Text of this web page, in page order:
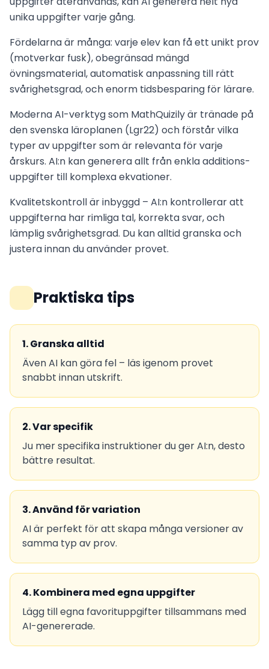
unika uppgifter varje gång.
Fördelarna är många: varje elev kan få ett unikt prov
(motverkar fusk), obegränsad mängd
övningsmaterial, automatisk anpassning till rätt
svårighetsgrad, och enorm tidsbesparing för lärare.
Moderna AI-verktyg som MathQuizily är tränade på
den svenska läroplanen (Lgr22) och förstår vilka
typer av uppgifter som är relevanta för varje
årskurs. AI:n kan generera allt från enkla additions­
uppgifter till komplexa ekvationer.
Kvalitetskontroll är inbyggd – AI:n kontrollerar att
uppgifterna har rimliga tal, korrekta svar, och
lämplig svårighetsgrad. Du kan alltid granska och
justera innan du använder provet.
Praktiska tips
1.Granska alltid
Även AI kan göra fel – läs igenom provet
snabbt innan utskrift.
2.Var specifik
Ju mer specifika instruktioner du ger AI:n, desto
bättre resultat.
3.Använd för variation
AI är perfekt för att skapa många versioner av
samma typ av prov.
4.Kombinera med egna uppgifter
Lägg till egna favorituppgifter tillsammans med
AI-genererade.